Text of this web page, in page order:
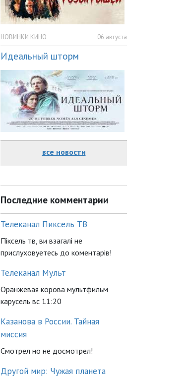
НОВИНКИ КИНО 06 августа
Идеальный шторм
все новости
Последние комментарии
Телеканал Пиксель ТВ
Піксель тв, ви взагалі не
прислуховуетесь до коментарів!
Телеканал Мульт
Оранжевая корова мультфильм
карусель вс 11:20
Казанова в России. Тайная
миссия
Смотрел но не досмотрел!
Другой мир: Чужая планета